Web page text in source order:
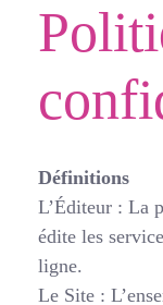
Définitions
L’Éditeur : La
édite les
ligne.
Le Site :